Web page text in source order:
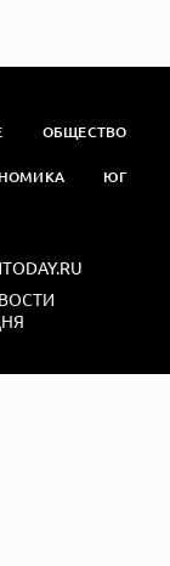
ОБЩЕСТВО
ЮГ